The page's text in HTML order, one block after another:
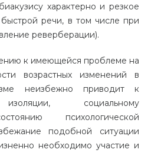
характерно и резкое
речи, в том числе при
реверберации).
к имеющейся проблеме на
возрастных изменений в
неизбежно приводит к
социальному
психологической
подобной ситуации
необходимо участие и